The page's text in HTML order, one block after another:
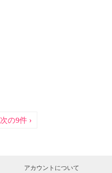
次の9件 ›
アカウントについて